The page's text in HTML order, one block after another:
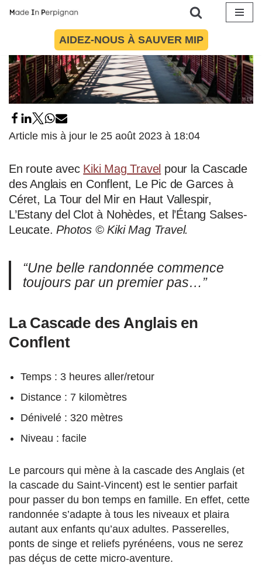
contenu
AIDEZ-NOUS À SAUVER MIP
Article mis à jour le 25 août 2023 à 18:04
En route avec Kiki Mag Travel pour la Cascade
des Anglais en Conflent, Le Pic de Garces à
Céret, La Tour del Mir en Haut Vallespir,
L’Estany del Clot à Nohèdes, et l’Étang Salses-
Leucate. Photos © Kiki Mag Travel.
“Une belle randonnée commence
toujours par un premier pas…”
La Cascade des Anglais en
Conflent
Temps : 3 heures aller/retour
Distance : 7 kilomètres
Dénivelé : 320 mètres
Niveau : facile
Le parcours qui mène à la cascade des Anglais (et
la cascade du Saint-Vincent) est le sentier parfait
pour passer du bon temps en famille. En effet, cette
randonnée s’adapte à tous les niveaux et plaira
autant aux enfants qu’aux adultes. Passerelles,
ponts de singe et reliefs pyrénéens, vous ne serez
pas déçus de cette micro-aventure.